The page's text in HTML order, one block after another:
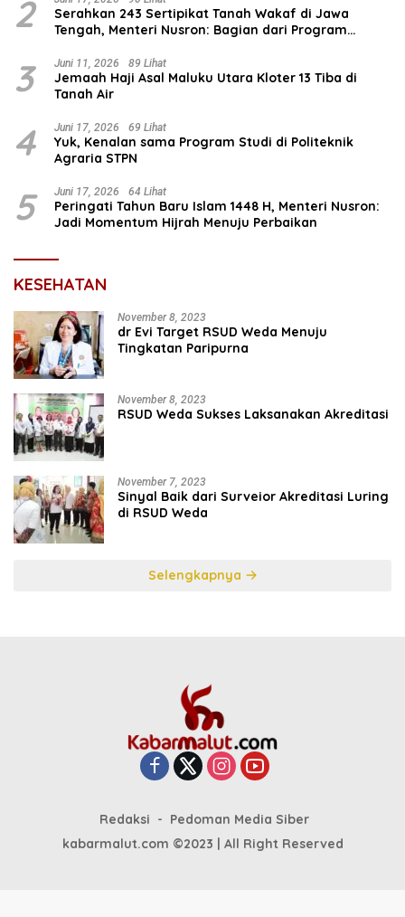
2
Serahkan 243 Sertipikat Tanah Wakaf di Jawa
Tengah, Menteri Nusron: Bagian dari Program
Umat
3 Juni 11, 2026 89 Lihat
Jemaah Haji Asal Maluku Utara Kloter 13 Tiba di
Tanah Air
4 Juni 17, 2026 69 Lihat
Yuk, Kenalan sama Program Studi di Politeknik
Agraria STPN
5 Juni 17, 2026 64 Lihat
Peringati Tahun Baru Islam 1448 H, Menteri Nusron:
Jadi Momentum Hijrah Menuju Perbaikan
KESEHATAN
November 8, 2023
dr Evi Target RSUD Weda Menuju
Tingkatan Paripurna
November 8, 2023
RSUD Weda Sukses Laksanakan Akreditasi
November 7, 2023
Sinyal Baik dari Surveior Akreditasi Luring
di RSUD Weda
Selengkapnya
Redaksi
Pedoman Media Siber
kabarmalut.com ©2023 | All Right Reserved